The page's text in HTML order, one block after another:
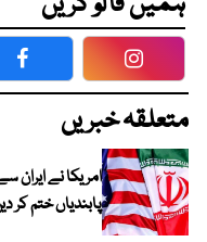
Facebook
متعلقہ خبریں
پابندیاں ختم کر